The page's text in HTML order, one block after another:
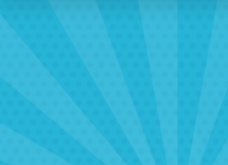
Quienes somos
Multimedia
Covid 19
Ubicación